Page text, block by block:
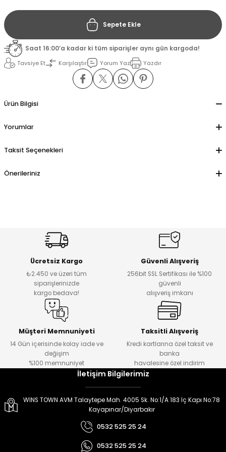
Sepete Ekle
Saat 16:00’a kadar ki tüm siparişler aynı gün kargoda!
Tavsiye Et
Karşılaştır Yorum Yaz Yazdır
Ürün Bilgisi
Yorumlar
Taksit Seçenekleri
Önerileriniz
Ücretsiz Kargo
₺2.450 ve üzeri tüm
siparişlerinizde
kargo bedava!
Güvenli Alışveriş
256bit SSL Sertifikası ile %100
güvenli
alışveriş imkanı
Müşteri Memnuniyeti
14 Gün içerisinde kolay iade ve
değişim
%100 memnuniyet
Taksitli Alışveriş
Kredi kartlarına özel taksit ve
banka
havalesine özel indirim
İletişim Bilgilerimiz
WINS TOWN AVM Talaytepe Mah. 4005 Sk. No:1/A 183 İç Kapı No:78
Kayapınar/Diyarbakır
0532 525 25 24
0532 525 25 24